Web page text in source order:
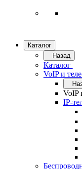
Каталог
Назад
Каталог
VoIP и
VoIP
IP-